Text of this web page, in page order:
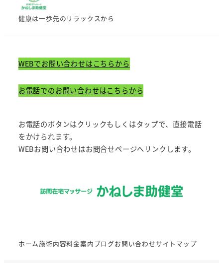
健康は一歩先のリラックスから
WEBでお問い合わせはこちらから
お電話でのお問い合わせはこちらから
お電話のボタンはクリックもしくはタップで、直接電話
をかけられます。
WEBお問い合わせはお問合せページへリンクします。
ホーム施術内容料金案内ブログお問い合わせサイトマップ